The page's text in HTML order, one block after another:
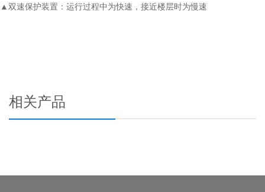
▲双速保护装置：运行过程中为快速，接近楼层时为慢速
相关产品